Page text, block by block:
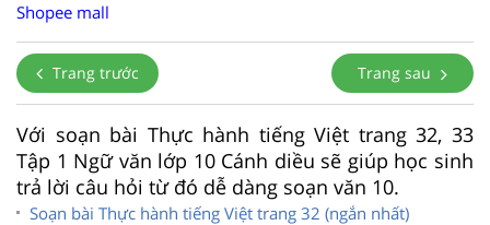
Shopee mall
Trang trước Trang sau
Với soạn bài Thực hành tiếng Việt trang 32, 33
Tập 1 Ngữ văn lớp 10 Cánh diều sẽ giúp học sinh
trả lời câu hỏi từ đó dễ dàng soạn văn 10.
Soạn bài Thực hành tiếng Việt trang 32 (ngắn nhất)